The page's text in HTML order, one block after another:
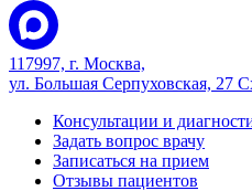
117997, г. Москва,
ул. Большая Серпуховская, 27
Консультации и
Задать вопрос врачу
Записаться на прием
Отзывы пациентов